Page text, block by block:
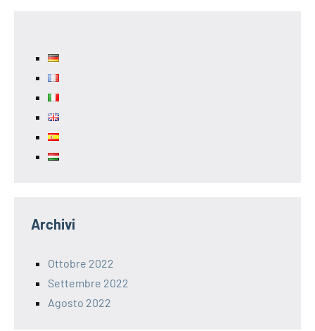
Archivi
Ottobre 2022
Settembre 2022
Agosto 2022